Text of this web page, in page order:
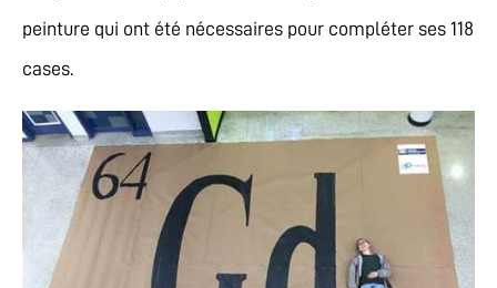
peinture qui ont été nécessaires pour compléter ses 118
cases.